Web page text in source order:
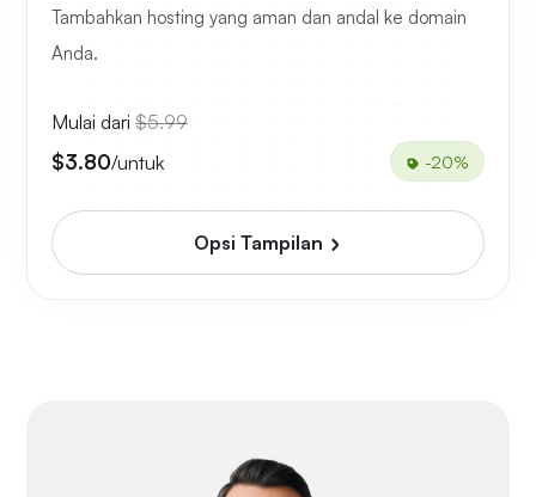
Tambahkan hosting yang aman dan andal ke domain
Anda.
Mulai dari $5.99
$3.80/untuk -20%
Opsi Tampilan